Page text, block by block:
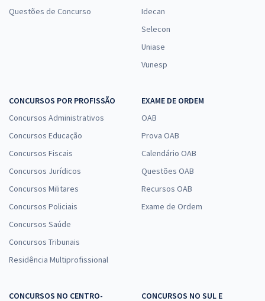
Questões de Concurso
Idecan
Selecon
Uniase
Vunesp
CONCURSOS POR PROFISSÃO
Concursos Administrativos
Concursos Educação
Concursos Fiscais
Concursos Jurídicos
Concursos Militares
Concursos Policiais
Concursos Saúde
Concursos Tribunais
Residência Multiprofissional
EXAME DE ORDEM
OAB
Prova OAB
Calendário OAB
Questões OAB
Recursos OAB
Exame de Ordem
CONCURSOS NO CENTRO-
CONCURSOS NO SUL E